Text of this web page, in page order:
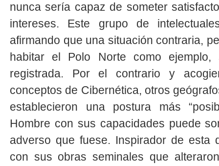
nunca sería capaz de someter
intereses. Este grupo de
afirmando que una situación contraria,
habitar el Polo Norte como
registrada. Por el contrario y
conceptos de Cibernética, otros
establecieron una postura más
Hombre con sus capacidades puede
adverso que fuese. Inspirador de esta
con sus obras seminales que